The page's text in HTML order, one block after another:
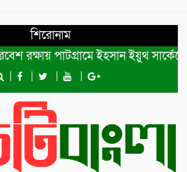
শিরোনাম
পাটগ্রামে ইহসান ইয়ুথ সার্কেলের